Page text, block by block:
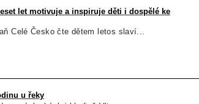
let motivuje a inspiruje děti i dospělé ke
Celé Česko čte dětem letos slaví...
u řeky